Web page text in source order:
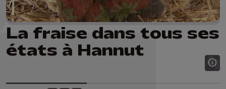
La fraise dans tous ses
états à Hannut